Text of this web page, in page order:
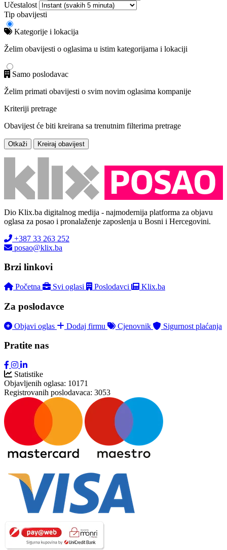
Učestalost
Tip obavijesti
Kategorije i lokacija
Želim obavijesti o oglasima u istim kategorijama i lokaciji
Samo poslodavac
Želim primati obavijesti o svim novim oglasima kompanije
Kriteriji pretrage
Obavijest će biti kreirana sa trenutnim filterima pretrage
Otkaži Kreiraj obavijest
Dio Klix.ba digitalnog medija - najmodernija platforma za objavu
oglasa za posao i pronalaženje zaposlenja u Bosni i Hercegovini.
+387 33 263 252
posao@klix.ba
Brzi linkovi
Početna Svi oglasi Poslodavci Klix.ba
Za poslodavce
Objavi oglas Dodaj firmu Cjenovnik Sigurnost plaćanja
Pratite nas
Statistike
Objavljenih oglasa: 10171
Registrovanih poslodavaca: 3053